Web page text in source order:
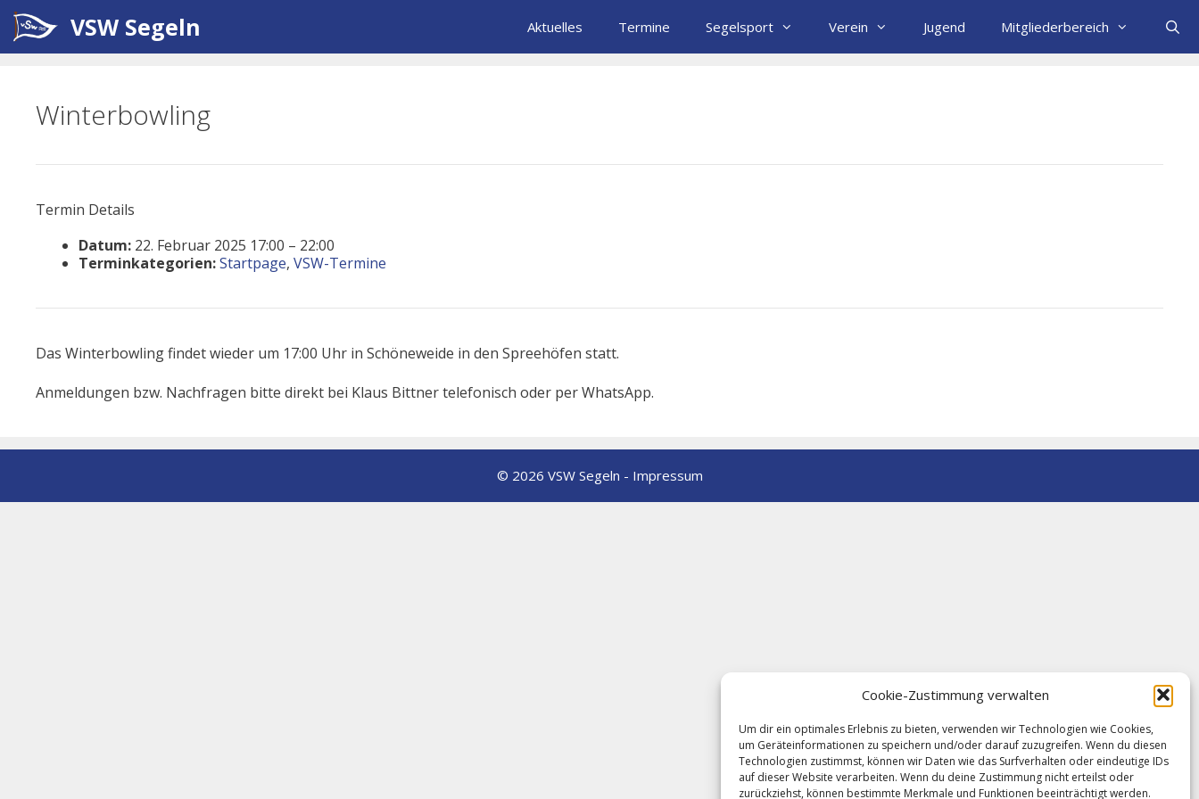
Cookie-Zustimmung verwalten
Um dir ein optimales Erlebnis zu bieten, verwenden wir Technologien wie Cookies,
um Geräteinformationen zu speichern und/oder darauf zuzugreifen. Wenn du diesen
Technologien zustimmst, können wir Daten wie das Surfverhalten oder eindeutige IDs
auf dieser Website verarbeiten. Wenn du deine Zustimmung nicht erteilst oder
zurückziehst, können bestimmte Merkmale und Funktionen beeinträchtigt werden.
Zum
Inhalt
springen
VSW Segeln Aktuelles Termine Segelsport Verein Jugend Mitgliederbereich
Winterbowling
Termin Details
Datum: 22. Februar 2025 17:00 – 22:00
Terminkategorien:Startpage, VSW-Termine
Das Winterbowling findet wieder um 17:00 Uhr in Schöneweide in den Spreehöfen statt.
Anmeldungen bzw. Nachfragen bitte direkt bei Klaus Bittner telefonisch oder per WhatsApp.
© 2026 VSW Segeln - Impressum